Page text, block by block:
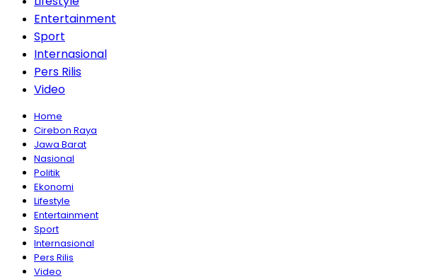
Entertainment
Sport
Internasional
Pers Rilis
Video
Home
Cirebon Raya
Jawa Barat
Nasional
Politik
Ekonomi
Lifestyle
Entertainment
Sport
Internasional
Pers Rilis
Video